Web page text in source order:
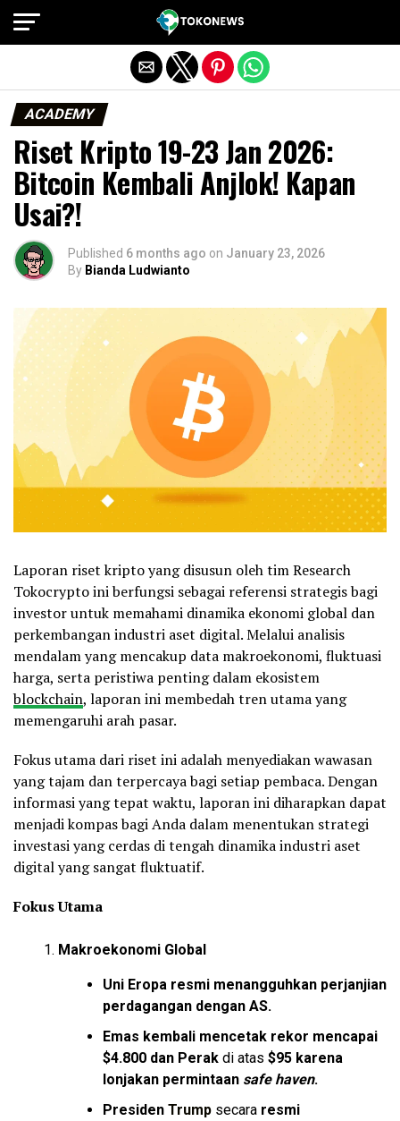
ACADEMY
Riset Kripto 19-23 Jan 2026:
Bitcoin Kembali Anjlok! Kapan
Usai?!
Published 6 months ago on January 23, 2026
By Bianda Ludwianto
Laporan riset kripto yang disusun oleh tim Research
Tokocrypto ini berfungsi sebagai referensi strategis bagi
investor untuk memahami dinamika ekonomi global dan
perkembangan industri aset digital. Melalui analisis
mendalam yang mencakup data makroekonomi, fluktuasi
harga, serta peristiwa penting dalam ekosistem
blockchain, laporan ini membedah tren utama yang
memengaruhi arah pasar.
Fokus utama dari riset ini adalah menyediakan wawasan
yang tajam dan terpercaya bagi setiap pembaca. Dengan
informasi yang tepat waktu, laporan ini diharapkan dapat
menjadi kompas bagi Anda dalam menentukan strategi
investasi yang cerdas di tengah dinamika industri aset
digital yang sangat fluktuatif.
Fokus Utama
Makroekonomi Global
Uni Eropa resmi menangguhkan perjanjian
perdagangan dengan AS.
Emas kembali mencetak rekor mencapai
$4.800 dan Perak di atas $95 karena
lonjakan permintaan safe haven.
Presiden Trump secara resmi
Exit mobile version